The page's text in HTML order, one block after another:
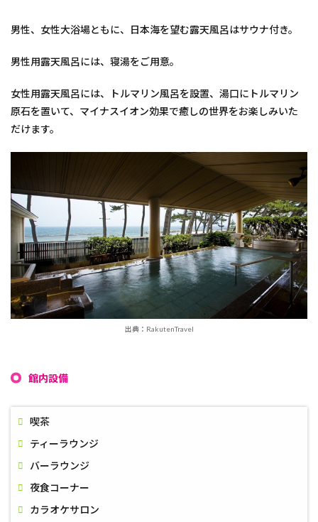
男性、女性大浴場ともに、日本海を望む露天風呂はサウナ付き。
男性用露天風呂には、寝湯をご用意。
女性用露天風呂には、トルマリン風呂を設置、湯口にトルマリン
原石を置いて、マイナスイオン効果で癒しの世界をお楽しみいた
だけます。
出典：RakutenTravel
館内設備
喫茶
ティーラウンジ
バーラウンジ
夜食コーナー
カラオケサロン